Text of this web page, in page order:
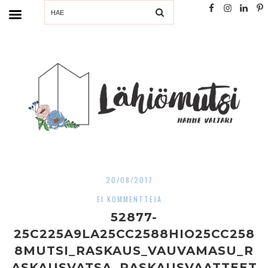
SEARCH
20/08/2017
EI KOMMENTTEJA
52877-
25C225A9LA25CC2588HIO25CC258
8MUTSI_RASKAUS_VAUVAMASU_R